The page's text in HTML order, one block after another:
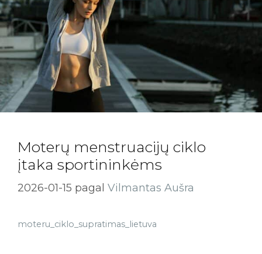
Moterų menstruacijų ciklo
įtaka sportininkėms
2026-01-15 pagal Vilmantas Aušra
moteru_ciklo_supratimas_lietuva